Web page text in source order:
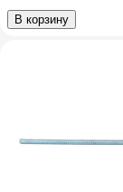
В корзину